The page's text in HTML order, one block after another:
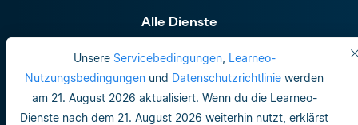
Unsere Servicebedingungen, Learneo-
Nutzungsbedingungen und Datenschutzrichtlinie werden
am 21. August 2026 aktualisiert. Wenn du die Learneo-
Dienste nach dem 21. August 2026 weiterhin nutzt, erklärst
Alle Dienste
Lektorat Dissertation
Diplomarbeit Korrekturlesen
Wissenschaftliches Lektorat